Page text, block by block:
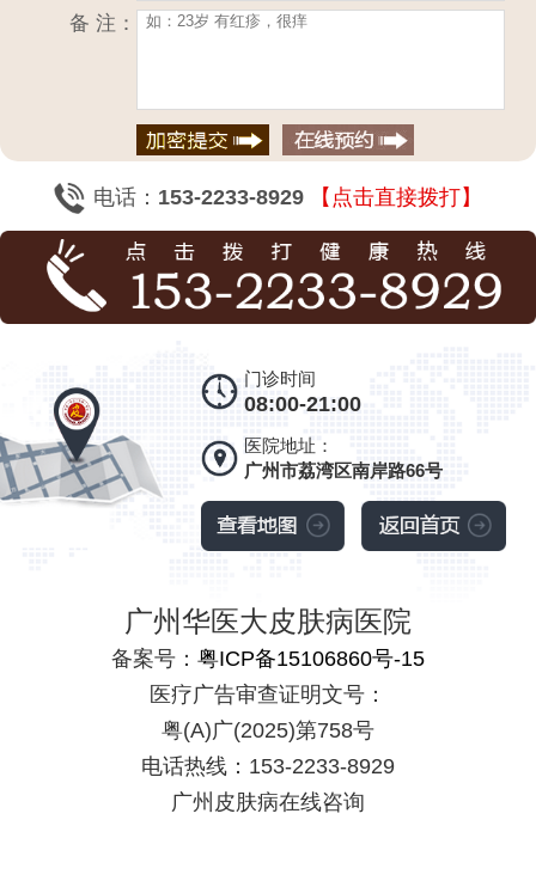
备 注：
电话： 153-2233-8929 【点击直接拨打】
门诊时间
08:00-21:00
医院地址：
广州市荔湾区南岸路66号
广州华医大皮肤病医院
备案号： 粤ICP备15106860号-15
医疗广告审查证明文号：
粤(A)广(2025)第758号
电话热线：153-2233-8929
广州皮肤病在线咨询